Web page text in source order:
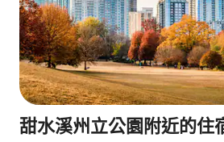
甜水溪州立公園附近的住